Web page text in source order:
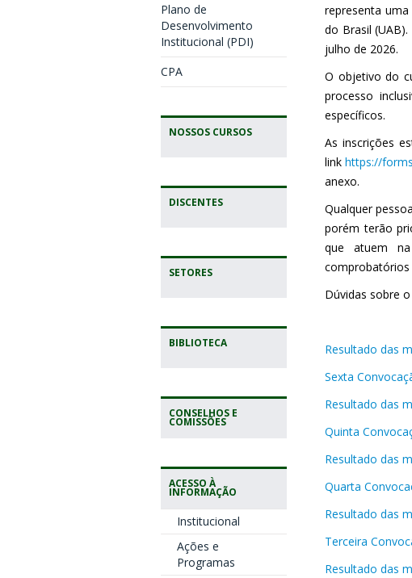
Plano de
Desenvolvimento
Institucional (PDI)
CPA
NOSSOS CURSOS
DISCENTES
SETORES
BIBLIOTECA
CONSELHOS E
COMISSÕES
ACESSO À
INFORMAÇÃO
Institucional
Ações e
Programas
representa
do Brasil
julho de 2026.
O objetivo do
processo
específicos.
As inscrições
linkhttps://
anexo.
Qualquer
porém terão
que atuem
Dúvidas sobre
Resultado das
Sexta
Resultado das
Quinta
Resultado das
Quarta
Resultado das
Terceira
Resultado das